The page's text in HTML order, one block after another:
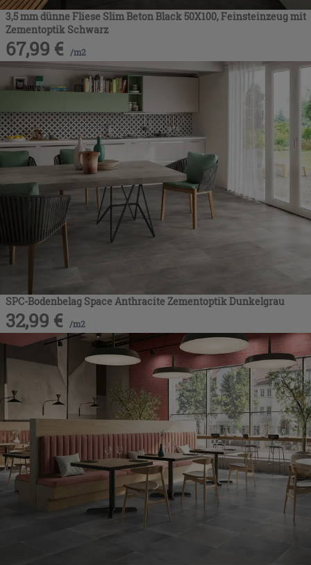
3,5 mm dünne Fliese Slim Beton Black 50X100, Feinsteinzeug mit
Zementoptik Schwarz
67,99 € /m2
SPC-Bodenbelag Space Anthracite Zementoptik Dunkelgrau
32,99 € /m2